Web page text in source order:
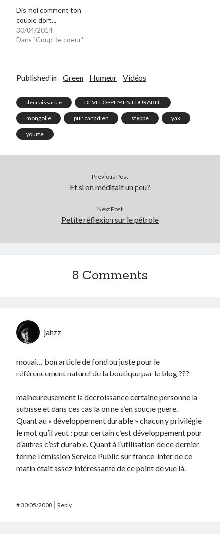
Dis moi comment ton
couple dort…
30/04/2014
Dans "Coup de coeur"
Published in Green Humeur Vidéos
décroissance DEVELOPPEMENT DURABLE
mongolie puit canadien steppe yak
yourte
Previous Post
Et si on méditait un peu?
Next Post
Petite réflexion sur le pétrole
8 Comments
jahzz
mouai… bon article de fond ou juste pour le
référencement naturel de la boutique par le blog ???
malheureusement la décroissance certaine personne la
subisse et dans ces cas là on ne s’en soucie guère.
Quant au « développement durable » chacun y privilégie
le mot qu’il veut : pour certain c’est développement pour
d’autres c’est durable. Quant à l’utilisation de ce dernier
terme l’émission Service Public sur france-inter de ce
matin était assez intéressante de ce point de vue là.
#30/05/2008 Reply